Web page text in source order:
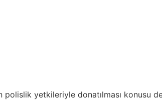
yetkileriyle donatılması konusu